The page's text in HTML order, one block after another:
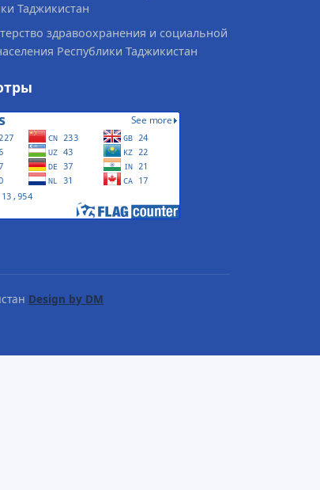
Таджикистан
здравоохранения и социальной
Республики Таджикистан
Design by DM